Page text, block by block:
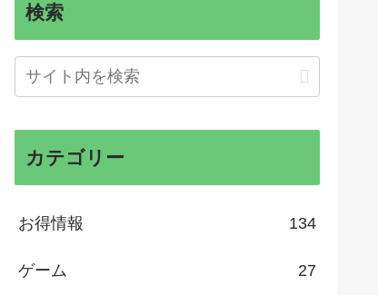
検索
カテゴリー
お得情報 134
ゲーム 27